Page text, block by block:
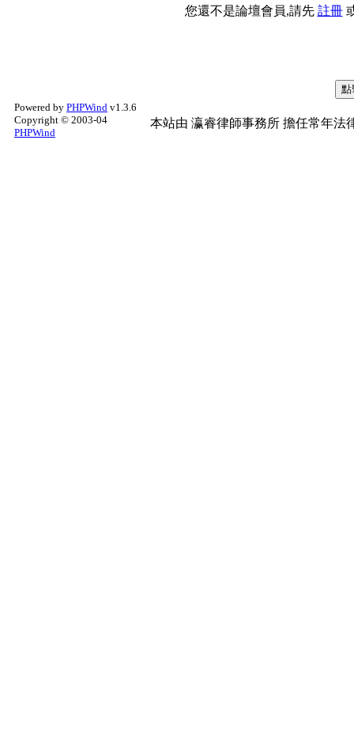
您還不是論壇會員,請先 註冊
Powered by PHPWind v1.3.6
Copyright © 2003-04
PHPWind
本站由 瀛睿律師事務所 擔任常年法